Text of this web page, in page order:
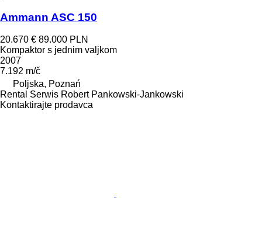
Ammann ASC 150
20.670 € 89.000 PLN
Kompaktor s jednim valjkom
2007
7.192 m/č
Poljska, Poznań
Rental Serwis Robert Pankowski-Jankowski
Kontaktirajte prodavca